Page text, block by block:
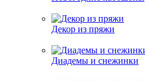
Декор из пряжи
Диадемы и снежинки